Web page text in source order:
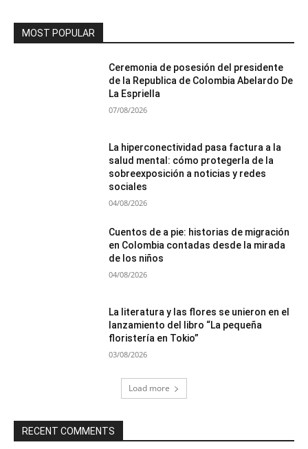
MOST POPULAR
Ceremonia de posesión del presidente
de la Republica de Colombia Abelardo De
La Espriella
07/08/2026
La hiperconectividad pasa factura a la
salud mental: cómo protegerla de la
sobreexposición a noticias y redes
sociales
04/08/2026
Cuentos de a pie: historias de migración
en Colombia contadas desde la mirada
de los niños
04/08/2026
La literatura y las flores se unieron en el
lanzamiento del libro “La pequeña
floristería en Tokio”
03/08/2026
Load more
RECENT COMMENTS